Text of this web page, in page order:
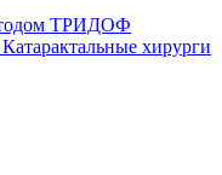
ТРИДОФ
Катарактальные хирурги